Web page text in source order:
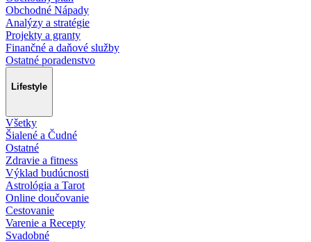
Obchodné Nápady
Analýzy a stratégie
Projekty a granty
Finančné a daňové služby
Ostatné poradenstvo
Lifestyle
Všetky
Šialené a Čudné
Ostatné
Zdravie a fitness
Výklad budúcnosti
Astrológia a Tarot
Online doučovanie
Cestovanie
Varenie a Recepty
Svadobné